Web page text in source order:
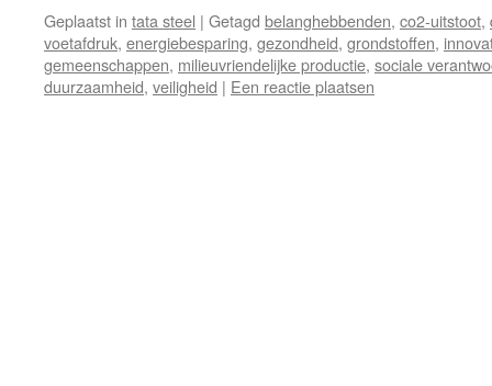
Geplaatst in tata steel | Getagd belanghebbenden, co2-uitstoot,
voetafdruk, energiebesparing, gezondheid, grondstoffen,
gemeenschappen, milieuvriendelijke productie, sociale
duurzaamheid, veiligheid | Een reactie plaatsen